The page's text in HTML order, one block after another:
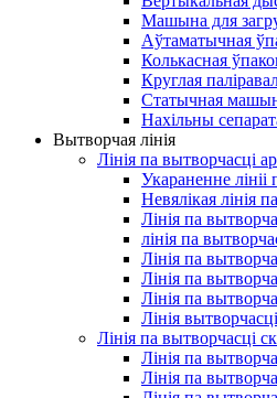
Машына для
Аўтаматычная
Колькасная
Круглая
Статычная
Нахільны
Вытворчая лінія
Лінія па вытворчасці
Укараненне
Невялікая лінія
Лінія па
лінія па
Лінія па
Лінія па
Лінія па
Лінія
Лінія па вытворчасці
Лінія па
Лінія па